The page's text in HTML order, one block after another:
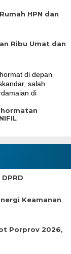
HPN dan
Ribu Umat dan
Keamanan
Porprov 2026,